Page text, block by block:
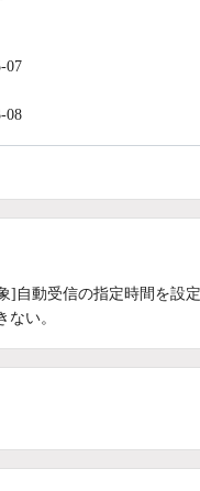
07
08
]自動受信の指定時間を設
ない。